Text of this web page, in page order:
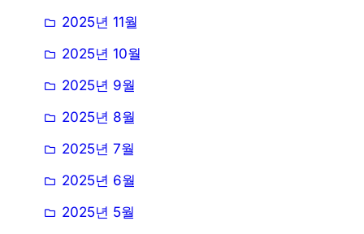
2025년 11월
2025년 10월
2025년 9월
2025년 8월
2025년 7월
2025년 6월
2025년 5월